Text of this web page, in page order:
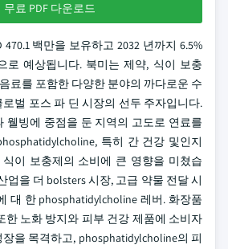
무료 PDF 다운로드
470.1 백만을 보유하고 2032 년까지 6.5%
로 예상됩니다. 북미는 제약, 식이 보충
료를 포함한 다양한 분야의 까다로운 수
벌 포스 파 딘 시장의 선두 주자입니다.
웰빙에 중점을 둔 지역의 고도로 연료를
특히 간 건강 및인지
이 보충제의 소비에 큰 영향을 미쳤습
업을 더 bolsters 시장, 고급 약물 전달 시
대 한 phosphatidylcholine 레버. 화장품
한 노화 방지와 피부 건강 제품에 소비자
을 목격하고, phosphatidylcholine의 피